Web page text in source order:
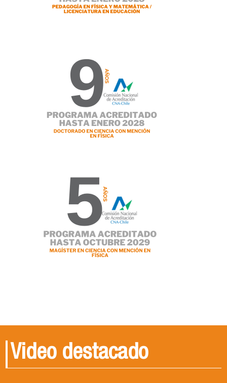
Video destacado